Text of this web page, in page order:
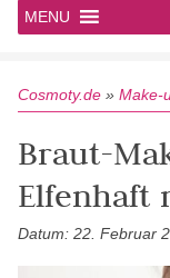
MENU
Cosmoty.de » Make-
Braut-
Elfenhaft
Datum: 22. Februar